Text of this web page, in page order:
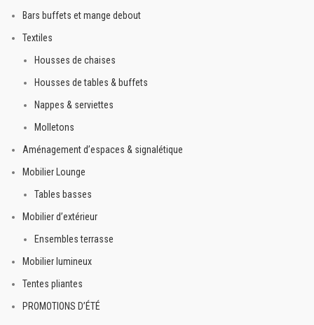
Bars buffets et mange debout
Textiles
Housses de chaises
Housses de tables & buffets
Nappes & serviettes
Molletons
Aménagement d’espaces & signalétique
Mobilier Lounge
Tables basses
Mobilier d’extérieur
Ensembles terrasse
Mobilier lumineux
Tentes pliantes
PROMOTIONS D’ÉTÉ